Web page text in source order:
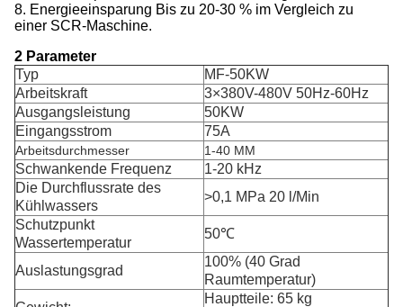
8. Energieeinsparung Bis zu 20-30 % im Vergleich zu
einer SCR-Maschine.
2 Parameter
Typ
MF-50KW
Arbeitskraft
3×380V-480V 50Hz-60Hz
Ausgangsleistung
50KW
Eingangsstrom
75A
Arbeitsdurchmesser 1-40 MM
Schwankende Frequenz
1-20 kHz
Die Durchflussrate des
Kühlwassers
>0,1 MPa 20 l/Min
Schutzpunkt
Wassertemperatur
50℃
Auslastungsgrad
100% (40 Grad
Raumtemperatur)
Hauptteile: 65 kg